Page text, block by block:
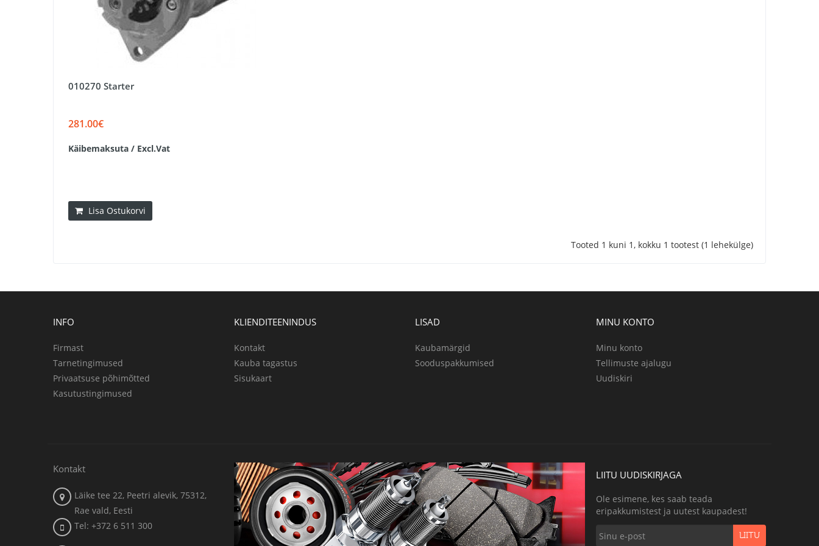
010270 Starter
281.00€
Käibemaksuta / Excl.Vat
Lisa Ostukorvi
Tooted 1 kuni 1, kokku 1 tootest (1 lehekülge)
INFO
Firmast
Tarnetingimused
Privaatsuse põhimõtted
Kasutustingimused
KLIENDITEENINDUS
Kontakt
Kauba tagastus
Sisukaart
LISAD
Kaubamärgid
Sooduspakkumised
MINU KONTO
Minu konto
Tellimuste ajalugu
Uudiskiri
Kontakt
Läike tee 22, Peetri alevik, 75312,
Rae vald, Eesti
Tel: +372 6 511 300
LIITU UUDISKIRJAGA
Ole esimene, kes saab teada
eripakkumistest ja uutest kaupadest!
LIITU